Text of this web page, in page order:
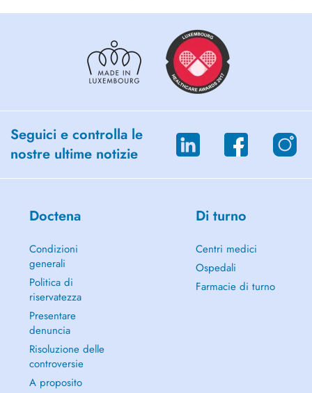
Seguici e controlla le
nostre ultime notizie
Doctena
Condizioni
generali
Politica di
riservatezza
Presentare
denuncia
Risoluzione delle
controversie
A proposito
Di turno
Centri medici
Ospedali
Farmacie di turno